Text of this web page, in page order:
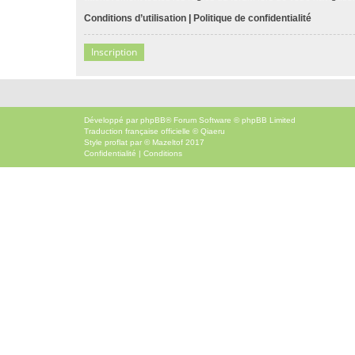
Conditions d’utilisation | Politique de confidentialité
Inscription
Développé par phpBB® Forum Software © phpBB Limited
Traduction française officielle ©Qiaeru
Style proflat par © Mazeltof 2017
Confidentialité | Conditions